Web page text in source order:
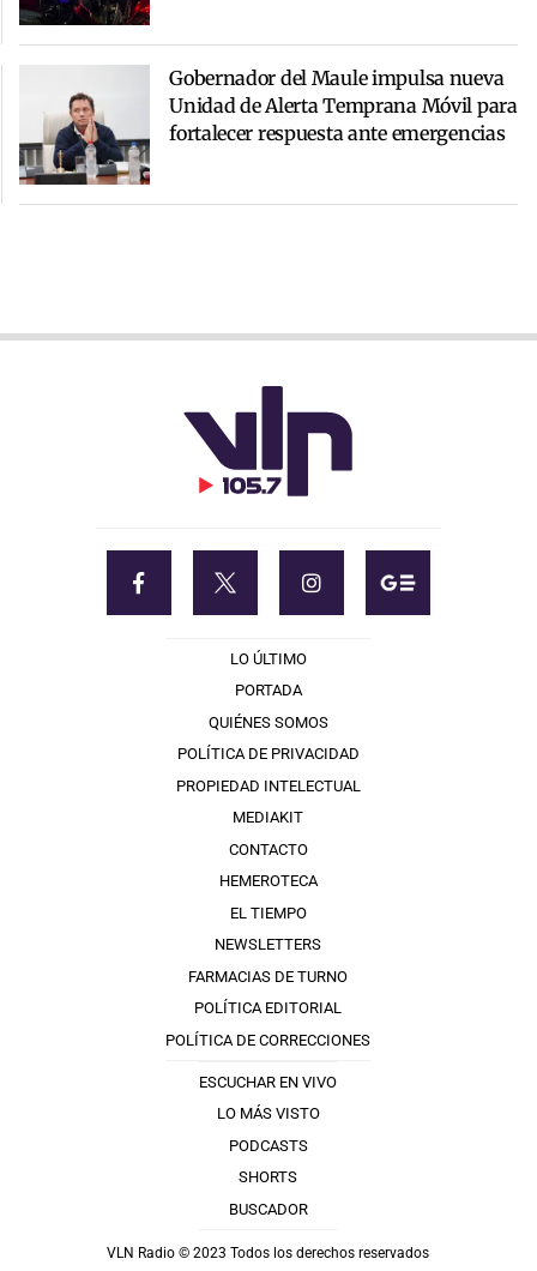
Gobernador del Maule impulsa nueva
Unidad de Alerta Temprana Móvil para
fortalecer respuesta ante emergencias
LO ÚLTIMO
PORTADA
QUIÉNES SOMOS
POLÍTICA DE PRIVACIDAD
PROPIEDAD INTELECTUAL
MEDIAKIT
CONTACTO
HEMEROTECA
EL TIEMPO
NEWSLETTERS
FARMACIAS DE TURNO
POLÍTICA EDITORIAL
POLÍTICA DE CORRECCIONES
ESCUCHAR EN VIVO
LO MÁS VISTO
PODCASTS
SHORTS
BUSCADOR
VLN Radio © 2023 Todos los derechos reservados